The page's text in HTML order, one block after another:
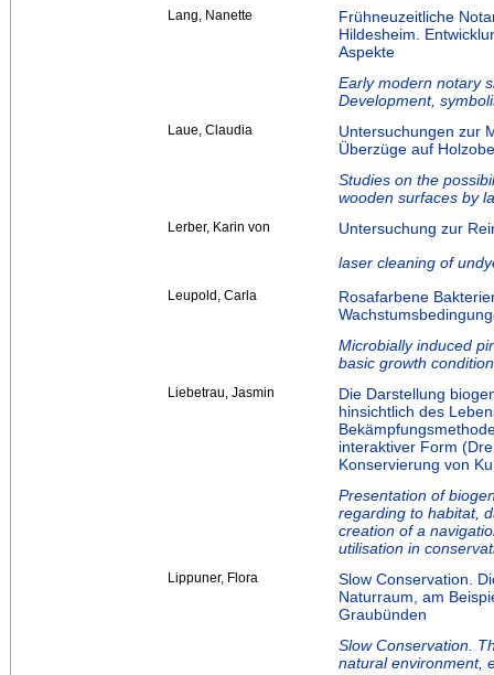
Lang, Nanette
Frühneuzeitliche
Hildesheim.
Aspekte
Early modern notary
Development,
Laue, Claudia
Untersuchungen zur
Überzüge auf
Studies on the
wooden surfaces by
Lerber, Karin von
Untersuchung zur
laser cleaning of
Leupold, Carla
Rosafarbene
Microbially induced
basic growth
Liebetrau, Jasmin
Die Darstellung
hinsichtlich des
interaktiver Form
Konservierung von
Presentation of
regarding to habitat,
creation of a
utilisation in
Lippuner, Flora
Slow Conservation.
Naturraum, am
Graubünden
Slow Conservation.
natural environment,